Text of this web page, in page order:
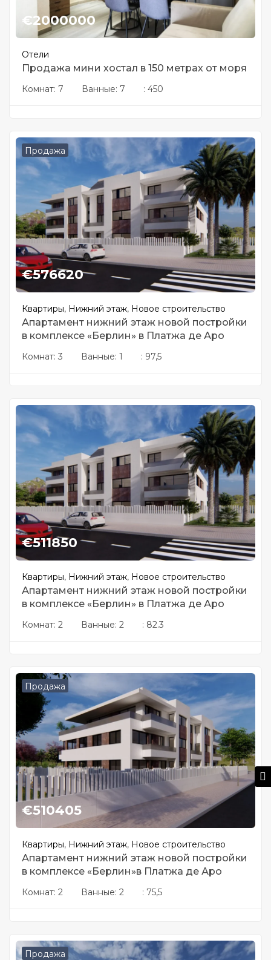
€2000000
Отели
Продажа мини хостал в 150 метрах от моря
Комнат: 7 Ванные: 7 : 450
Продажа
€576620
Квартиры, Нижний этаж, Новое строительство
Апартамент нижний этаж новой постройки
в комплексе «Берлин» в Платжа де Аро
Комнат: 3 Ванные: 1 : 97,5
€511850
Квартиры, Нижний этаж, Новое строительство
Апартамент нижний этаж новой постройки
в комплексе «Берлин» в Платжа де Аро
Комнат: 2 Ванные: 2 : 82.3
Продажа
€510405
Квартиры, Нижний этаж, Новое строительство
Апартамент нижний этаж новой постройки
в комплексе «Берлин»в Платжа де Аро
Комнат: 2 Ванные: 2 : 75,5
Продажа